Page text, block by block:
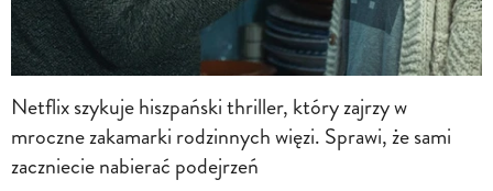
Netflix szykuje hiszpański thriller, który zajrzy w
mroczne zakamarki rodzinnych więzi. Sprawi, że sami
zaczniecie nabierać podejrzeń